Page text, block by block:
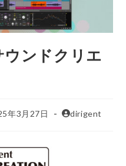
ンドクリエ
年3月27日 dirigent